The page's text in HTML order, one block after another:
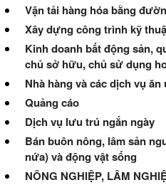
Vận tải hàng hóa bằng
Xây dựng công trình kỹ
Kinh doanh bất động sản,
chủ sở hữu, chủ sử dụng
Nhà hàng và các dịch vụ
Quảng cáo
Dịch vụ lưu trú ngắn ngày
Bán buôn nông, lâm sản
nứa) và động vật sống
NÔNG NGHIỆP, LÂM